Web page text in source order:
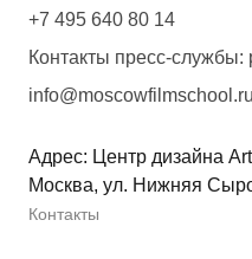
+7 495 640 80 14
Контакты пресс-службы:
info@moscowfilmschool.ru
Адрес: Центр дизайна
Москва, ул. Нижняя
Контакты